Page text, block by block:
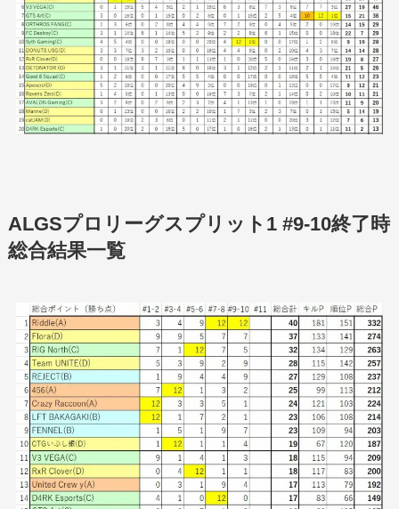
ALGSプロリーグスプリット1 #9-10終了時
総合結果一覧